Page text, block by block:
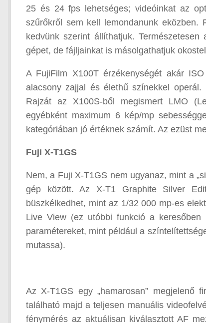
25 és 24 fps lehetséges; videóinkat az
szűrőkről sem kell lemondanunk
kedvünk szerint állíthatjuk.
gépet, de fájljainkat is másolgathatjuk
A FujiFilm X100T érzékenységét akár
alacsony zajjal és élethű színekkel
Rajzát az X100S-ből megismert LMO
egyébként maximum 6 kép/mp
kategóriában jó értéknek számít. Az ezüst
Fuji X-T1GS
Nem, a Fuji X-T1GS nem ugyanaz, mint a
gép között. Az X-T1 Graphite Silver
büszkélkedhet, mint az 1/32 000 mp-es
Live View (ez utóbbi funkció a
paramétereket, mint például a
mutassa).
Az X-T1GS egy „hamarosan” megjelenő
található majd a teljesen manuális
fénymérés az aktuálisan kiválasztott AF